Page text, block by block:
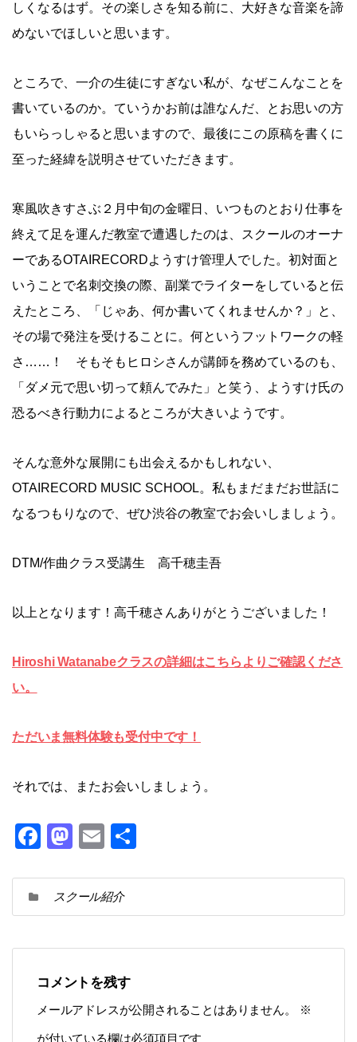
しくなるはず。その楽しさを知る前に、大好きな音楽を諦
めないでほしいと思います。
ところで、一介の生徒にすぎない私が、なぜこんなことを
書いているのか。ていうかお前は誰なんだ、とお思いの方
もいらっしゃると思いますので、最後にこの原稿を書くに
至った経緯を説明させていただきます。
寒風吹きすさぶ２月中旬の金曜日、いつものとおり仕事を
終えて足を運んだ教室で遭遇したのは、スクールのオーナ
ーであるOTAIRECORDようすけ管理人でした。初対面と
いうことで名刺交換の際、副業でライターをしていると伝
えたところ、「じゃあ、何か書いてくれませんか？」と、
その場で発注を受けることに。何というフットワークの軽
さ……！ そもそもヒロシさんが講師を務めているのも、
「ダメ元で思い切って頼んでみた」と笑う、ようすけ氏の
恐るべき行動力によるところが大きいようです。
そんな意外な展開にも出会えるかもしれない、
OTAIRECORD MUSIC SCHOOL。私もまだまだお世話に
なるつもりなので、ぜひ渋谷の教室でお会いしましょう。
DTM/作曲クラス受講生 高千穂圭吾
以上となります！高千穂さんありがとうございました！
Hiroshi Watanabeクラスの詳細はこちらよりご確認くださ
い。
ただいま無料体験も受付中です！
それでは、またお会いしましょう。
F
c
e
o
k
M
st
o
n
E
ai
l
スクール紹介
コメントを残す
メールアドレスが公開されることはありません。
※